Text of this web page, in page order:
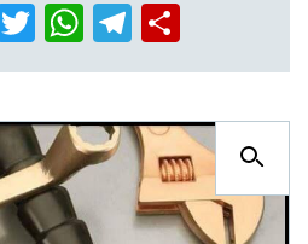
Facebook
TwitterWhatsApp
Telegram